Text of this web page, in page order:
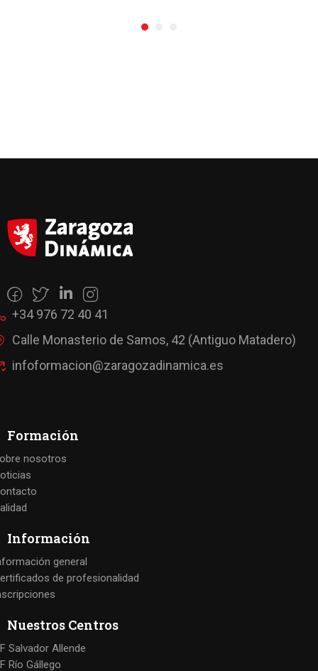
+34 976 72 40 41
Calle Monasterio de Samos, 42 (Antiguo Matadero)
infoformacion@zaragozadinamica.es
Formación
nosotros
Información
general
de profesionalidad
Nuestros Centros
Salvador Allende
Río Gállego